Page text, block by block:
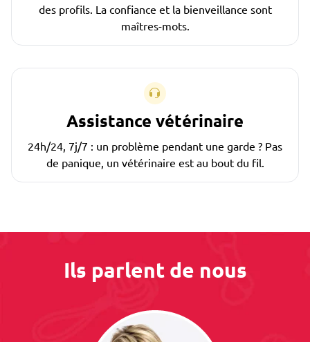
des profils. La confiance et la bienveillance sont
maîtres-mots.
Assistance vétérinaire
24h/24, 7j/7 : un problème pendant une garde ? Pas
de panique, un vétérinaire est au bout du fil.
Ils parlent de nous